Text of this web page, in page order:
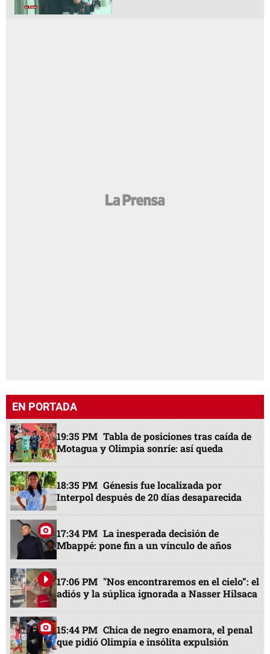
EN PORTADA
19:35 PM Tabla de posiciones tras caída de
Motagua y Olimpia sonríe: así queda
18:35 PM Génesis fue localizada por
Interpol después de 20 días desaparecida
17:34 PM La inesperada decisión de
Mbappé: pone fin a un vínculo de años
17:06 PM "Nos encontraremos en el cielo”: el
adiós y la súplica ignorada a Nasser Hilsaca
15:44 PM Chica de negro enamora, el penal
que pidió Olimpia e insólita expulsión